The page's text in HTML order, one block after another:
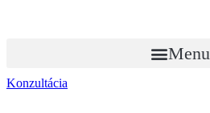
Menu
Konzultácia